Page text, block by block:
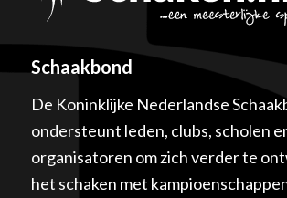
Schaakbond
De Koninklijke Nederlandse
ondersteunt leden, clubs, scholen
organisatoren om zich verder te
het schaken met